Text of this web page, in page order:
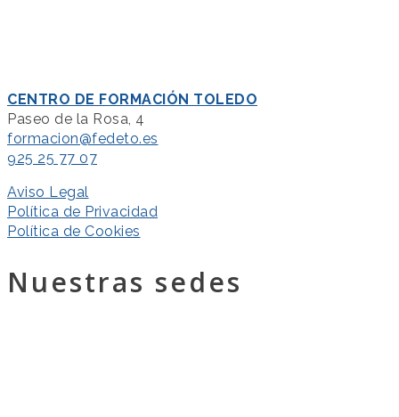
CENTRO DE FORMACIÓN TOLEDO
Paseo de la Rosa, 4
formacion@fedeto.es
925 25 77 07
Aviso Legal
Política de Privacidad
Política de Cookies
Nuestras sedes